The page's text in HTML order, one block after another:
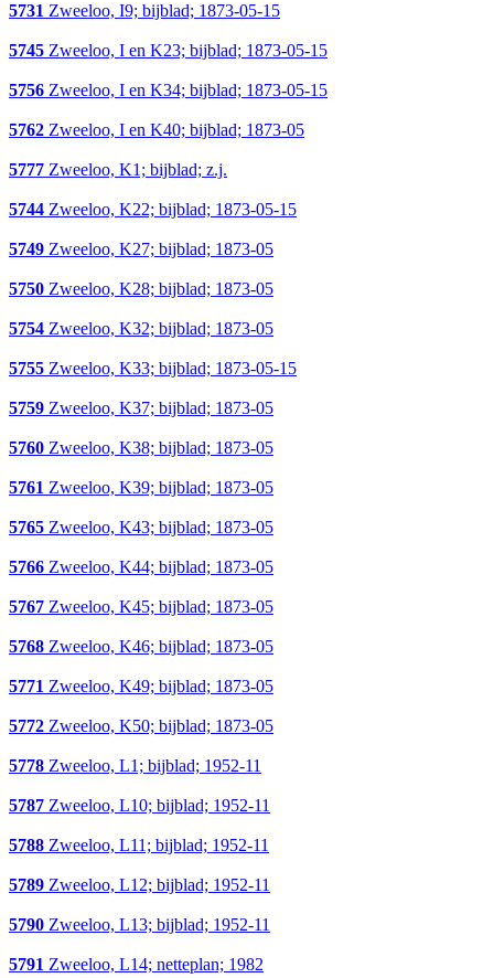
5731 Zweeloo, I9; bijblad; 1873-05-15
5745 Zweeloo, I en K23; bijblad; 1873-05-15
5756 Zweeloo, I en K34; bijblad; 1873-05-15
5762 Zweeloo, I en K40; bijblad; 1873-05
5777 Zweeloo, K1; bijblad; z.j.
5744 Zweeloo, K22; bijblad; 1873-05-15
5749 Zweeloo, K27; bijblad; 1873-05
5750 Zweeloo, K28; bijblad; 1873-05
5754 Zweeloo, K32; bijblad; 1873-05
5755 Zweeloo, K33; bijblad; 1873-05-15
5759 Zweeloo, K37; bijblad; 1873-05
5760 Zweeloo, K38; bijblad; 1873-05
5761 Zweeloo, K39; bijblad; 1873-05
5765 Zweeloo, K43; bijblad; 1873-05
5766 Zweeloo, K44; bijblad; 1873-05
5767 Zweeloo, K45; bijblad; 1873-05
5768 Zweeloo, K46; bijblad; 1873-05
5771 Zweeloo, K49; bijblad; 1873-05
5772 Zweeloo, K50; bijblad; 1873-05
5778 Zweeloo, L1; bijblad; 1952-11
5787 Zweeloo, L10; bijblad; 1952-11
5788 Zweeloo, L11; bijblad; 1952-11
5789 Zweeloo, L12; bijblad; 1952-11
5790 Zweeloo, L13; bijblad; 1952-11
5791 Zweeloo, L14; netteplan; 1982